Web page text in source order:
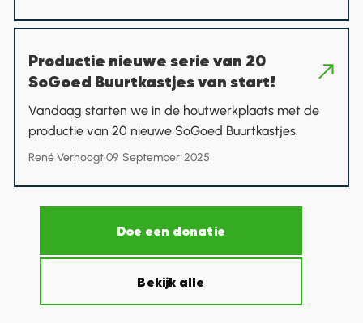
Doe een donatie
Bekijk alle
Productie nieuwe serie van 20
SoGoed Buurtkastjes van start!
Vandaag starten we in de houtwerkplaats met de
productie van 20 nieuwe SoGoed Buurtkastjes.
René Verhoogt•09 September 2025